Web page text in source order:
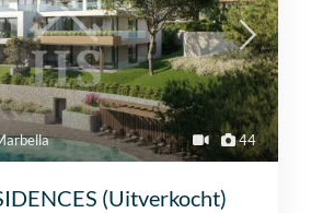
44
(Uitverkocht)